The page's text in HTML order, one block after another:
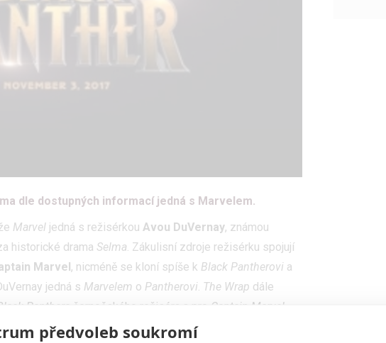
dle dostupných informací jedná s Marvelem.
Marvel jedná s režisérkou Avou DuVernay, známou
historické drama Selma. Zákulisní zdroje režisérku spojují
Marvel , nicméně se kloní spíše k Black Pantherovi a
jedná s Marvelem o Pantherovi. The Wrap dále
Panthera černošského režiséra a pro Captain Marvel
předvoleb soukromí